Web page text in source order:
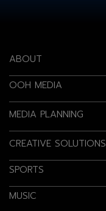
ABOUT
OOH MEDIA
MEDIA PLANNING
CREATIVE SOLUTIONS
SPORTS
MUSIC